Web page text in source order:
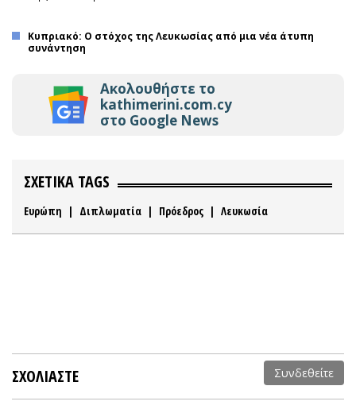
Κυπριακό: Ο στόχος της Λευκωσίας από μια νέα άτυπη
συνάντηση
Ακολουθήστε το
kathimerini.com.cy
στο Google News
ΣΧΕΤΙΚΑ TAGS
Ευρώπη | Διπλωματία | Πρόεδρος | Λευκωσία
ΣΧΟΛΙΑΣΤΕ Συνδεθείτε